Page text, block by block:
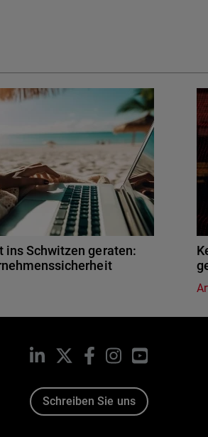
ins Schwitzen geraten:
LinkedIn Facebook
InstagramYouTube
Schreiben Sie uns